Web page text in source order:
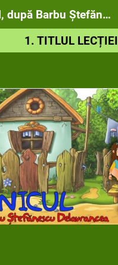
după Barbu
1. TITLUL LECȚIEI